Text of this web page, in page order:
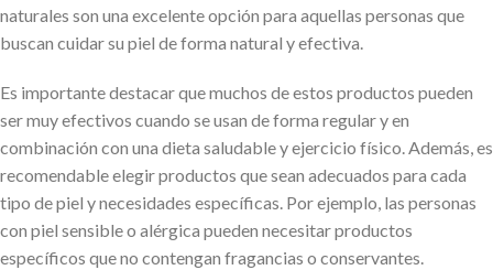
naturales son una excelente opción para aquellas personas que
buscan cuidar su piel de forma natural y efectiva.
Es importante destacar que muchos de estos productos pueden
ser muy efectivos cuando se usan de forma regular y en
combinación con una dieta saludable y ejercicio físico. Además, es
recomendable elegir productos que sean adecuados para cada
tipo de piel y necesidades específicas. Por ejemplo, las personas
con piel sensible o alérgica pueden necesitar productos
específicos que no contengan fragancias o conservantes.